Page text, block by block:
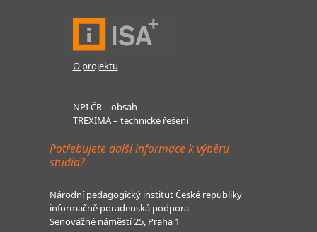
O projektu
NPI ČR – obsah
TREXIMA – technické řešení
Potřebujete další informace k výběru
studia?
Národní pedagogický institut České republiky
informačně poradenská podpora
Senovážné náměstí 25, Praha 1